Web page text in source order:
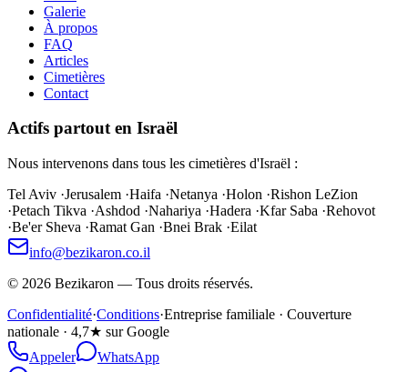
Galerie
À propos
FAQ
Articles
Cimetières
Contact
Actifs partout en Israël
Nous intervenons dans tous les cimetières d'Israël :
Tel Aviv ·Jerusalem ·Haifa ·Netanya ·Holon ·Rishon LeZion
·Petach Tikva ·Ashdod ·Nahariya ·Hadera ·Kfar Saba ·Rehovot
·Be'er Sheva ·Ramat Gan ·Bnei Brak ·Eilat
info@bezikaron.co.il
© 2026 Bezikaron — Tous droits réservés.
Confidentialité·Conditions·Entreprise familiale · Couverture
nationale · 4,7★ sur Google
Appeler
WhatsApp